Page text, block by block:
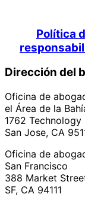
Política
Dirección del
Oficina de
el Área de la
1762 Technology
San Jose, CA
Oficina de
San Francisco
388 Market
SF, CA 94111